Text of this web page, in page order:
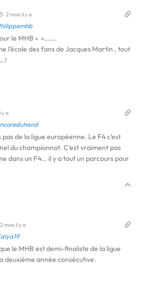
2 mois il y a
le MHB « »…….
l’école des fans de Jacques Martin , tout
y a
de la ligue européenne. Le F4 c’est
du championnat. C’est vraiment pas
dans un F4… il y a tout un parcours pour
2 mois il y a
le MHB est demi-finaliste de la ligue
deuxième année consécutive.